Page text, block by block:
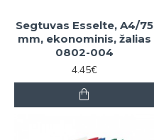
Segtuvas Esselte, A4/75
mm, ekonominis, žalias
0802-004
4.45€